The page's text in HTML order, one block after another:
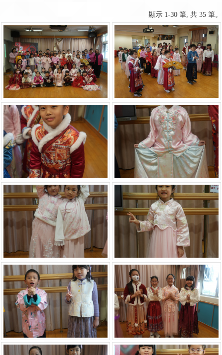
顯示 1-30 筆, 共 35 筆。